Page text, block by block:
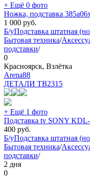
+ Ещё 0 фото
Ножка, подставка
1 000 руб.
Б/уПодставка штатная
Бытовая техника/
подставки/
0
Красноярск, Взлётка
Arena88
ДЕТАЛИ ТВ2315
+ Ещё 1 фото
Подставка tv SONY
400 руб.
Б/уПодставка штатная
Бытовая техника/
подставки/
2 дня
0